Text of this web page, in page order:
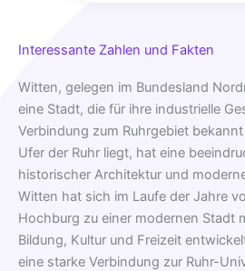
Interessante Zahlen und Fakten
Witten, gelegen im Bundesland
eine Stadt, die für ihre industrielle
Verbindung zum Ruhrgebiet
Ufer der Ruhr liegt, hat eine
historischer Architektur und
Witten hat sich im Laufe der Jahre
Hochburg zu einer modernen Stadt
Bildung, Kultur und Freizeit
eine starke Verbindung zur Ruhr-